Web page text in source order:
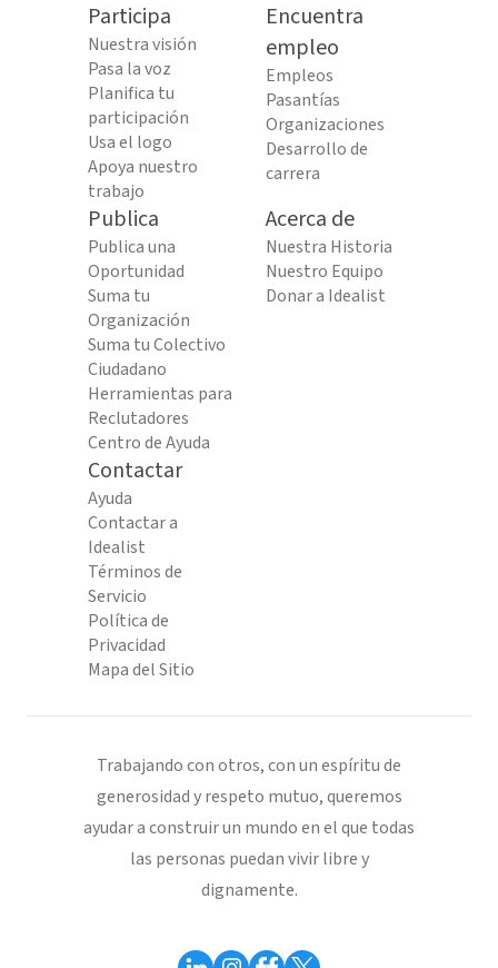
Participa
Nuestra visión
Pasa la voz
Planifica tu
participación
Usa el logo
Apoya nuestro
trabajo
Encuentra
empleo
Empleos
Pasantías
Organizaciones
Desarrollo de
carrera
Publica
Publica una
Oportunidad
Suma tu
Organización
Suma tu Colectivo
Ciudadano
Herramientas para
Reclutadores
Centro de Ayuda
Acerca de
Nuestra Historia
Nuestro Equipo
Donar a Idealist
Contactar
Ayuda
Contactar a
Idealist
Términos de
Servicio
Política de
Privacidad
Mapa del Sitio
Trabajando con otros, con un espíritu de
generosidad y respeto mutuo, queremos
ayudar a construir un mundo en el que todas
las personas puedan vivir libre y
dignamente.